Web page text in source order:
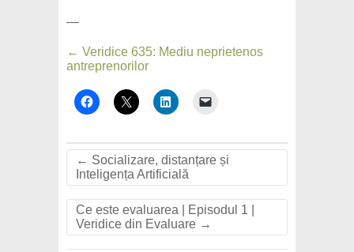
—
← Veridice 635: Mediu neprietenos
antreprenorilor
← Socializare, distanțare și
Inteligența Artificială
Ce este evaluarea | Episodul 1 |
Veridice din Evaluare →